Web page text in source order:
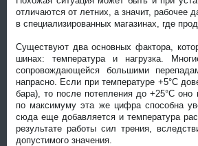
отличаются от летних, а значит, рабочее
в специализированных магазинах, где
Существуют два основных фактора,
шинах: температура и нагрузка.
сопровождающейся большими
напрасно. Если при температуре +5°С
бара), то после потепления до +25°С
по максимуму эта же цифра способна
сюда еще добавляется и температура
результате работы сил трения,
допустимого значения.